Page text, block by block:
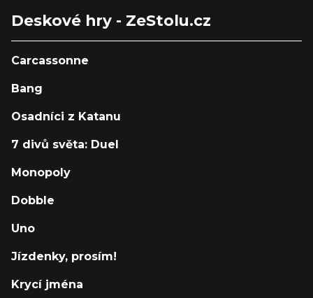
Deskové hry - ZeStolu.cz
Carcassonne
Bang
Osadníci z Katanu
7 divů světa: Duel
Monopoly
Dobble
Uno
Jízdenky, prosím!
Krycí jména